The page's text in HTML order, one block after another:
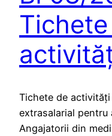
Tichete de
extrasalarial
Angajatorii din